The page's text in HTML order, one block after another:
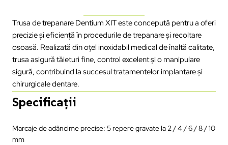
Trusa de trepanare Dentium XIT este concepută pentru a oferi
precizie și eficiență în procedurile de trepanare și recoltare
osoasă. Realizată din oțel inoxidabil medical de înaltă calitate,
trusa asigură tăieturi fine, control excelent și o manipulare
sigură, contribuind la succesul tratamentelor implantare și
chirurgicale dentare.
Specificații
Marcaje de adâncime precise: 5 repere gravate la 2 / 4 / 6 / 8 / 10
mm